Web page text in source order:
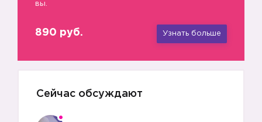
вы.
890 руб. Узнать больше
Сейчас обсуждают